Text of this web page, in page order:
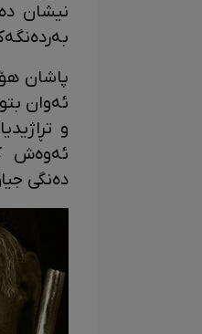
نیشان
پاشان
ئەوان
و
ئەوەش
دەنگی